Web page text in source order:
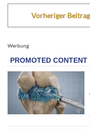
Vorheriger Beitrag
Werbung